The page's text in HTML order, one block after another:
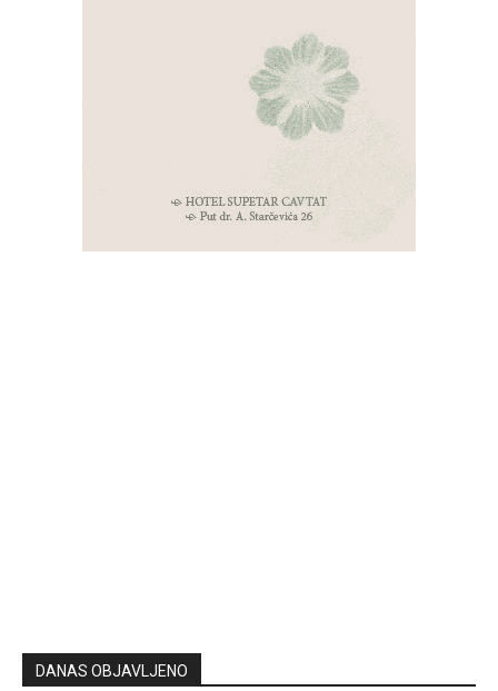
DANAS OBJAVLJENO